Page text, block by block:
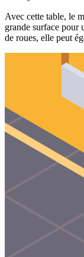
Avec cette table, le
grande surface pour
de roues, elle peut